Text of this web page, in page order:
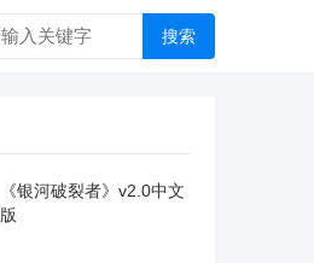
搜索
《银河破裂者》v2.0中文
版